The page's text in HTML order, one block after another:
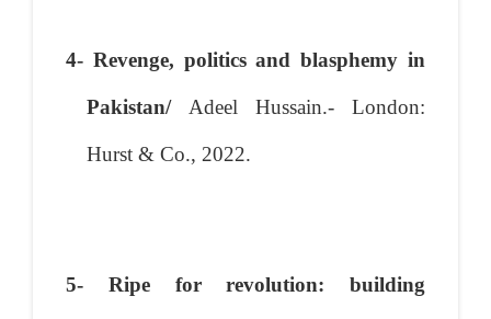
4- Revenge, politics and blasphemy in
Pakistan/ Adeel Hussain.- London:
Hurst & Co., 2022.
5- Ripe for revolution: building